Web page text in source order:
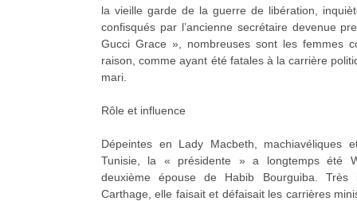
la vieille garde de la guerre de libération,
confisqués par l’ancienne secrétaire devenue
Gucci Grace », nombreuses sont les femmes
raison, comme ayant été fatales à la carrière
mari.
Rôle et influence
Dépeintes en Lady Macbeth, machiavéliques
Tunisie, la « présidente » a longtemps été
deuxième épouse de Habib Bourguiba.
Carthage, elle faisait et défaisait les carrières